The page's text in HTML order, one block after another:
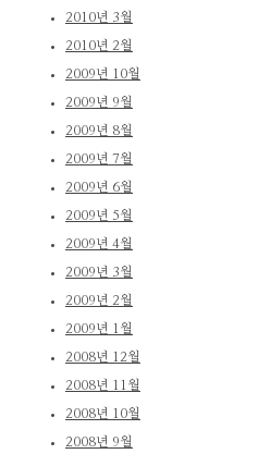
2010년 3월
2010년 2월
2009년 10월
2009년 9월
2009년 8월
2009년 7월
2009년 6월
2009년 5월
2009년 4월
2009년 3월
2009년 2월
2009년 1월
2008년 12월
2008년 11월
2008년 10월
2008년 9월